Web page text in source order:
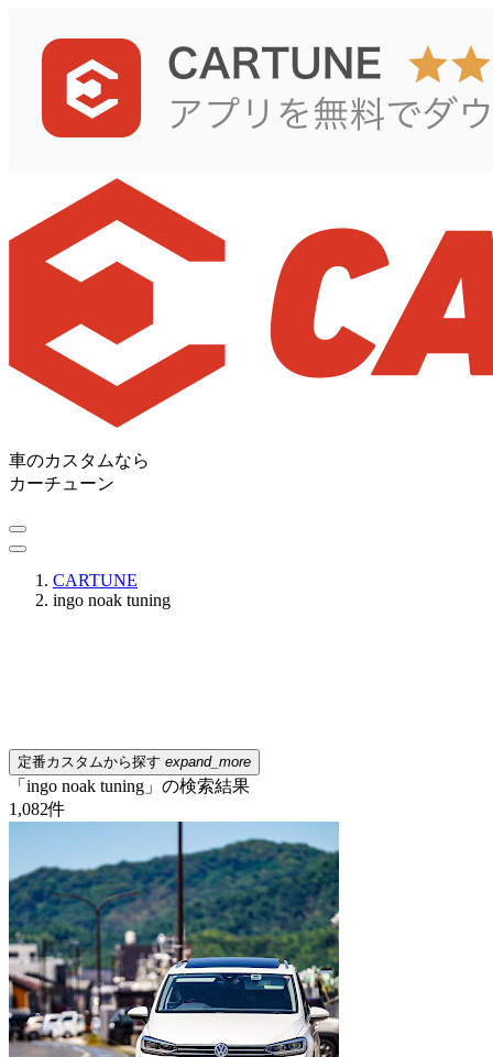
車のカスタムなら
カーチューン
CARTUNE
ingo noak tuning
定番カスタムから探す expand_more
「ingo noak tuning」の検索結果
1,082件